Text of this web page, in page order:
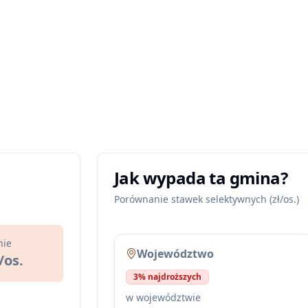
os.
Jak wypada ta gmina?
Porównanie stawek selektywnych (zł/os.)
Województwo
3% najdroższych
w województwie